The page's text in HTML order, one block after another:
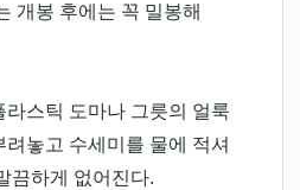
개봉 후에는 꼭 밀봉해
라스틱 도마나 그릇의 얼룩
놓고 수세미를 물에 적셔
끔하게 없어진다.